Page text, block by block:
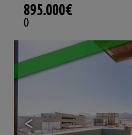
895.000€
()
<